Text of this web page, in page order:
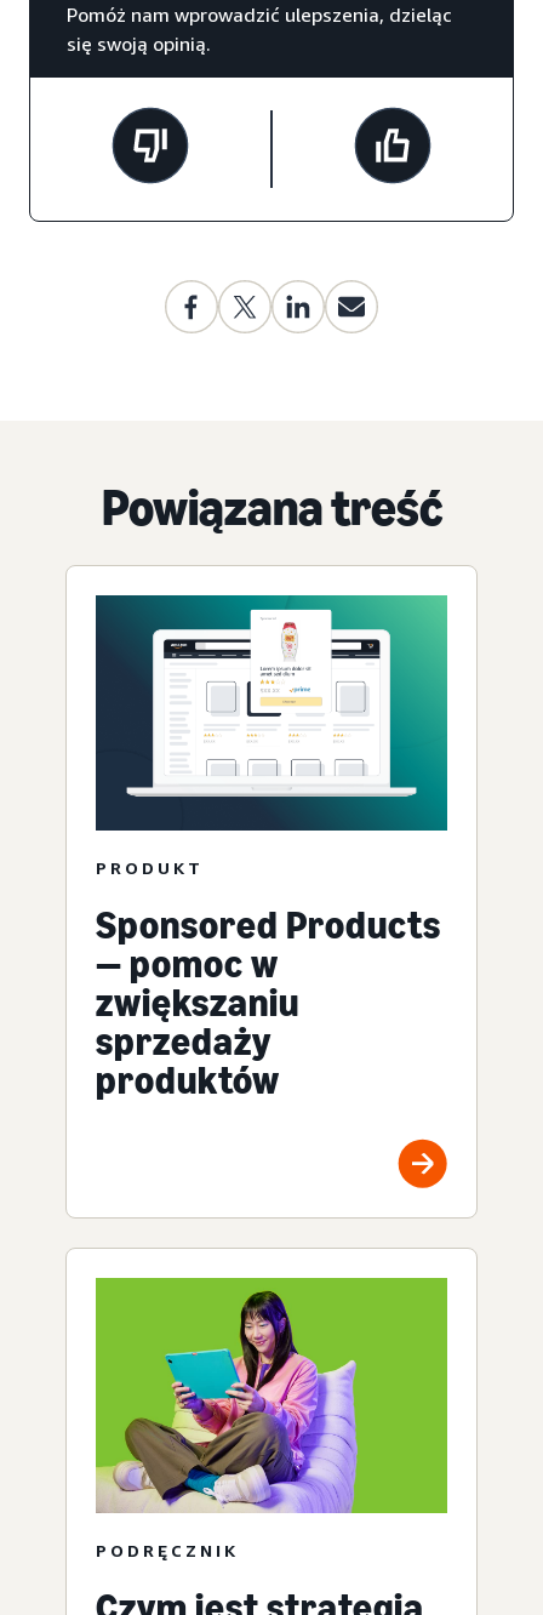
Pomóż nam wprowadzić ulepszenia, dzieląc
się swoją opinią.
Powiązana treść
PRODUKT
Sponsored Products
— pomoc w
zwiększaniu
sprzedaży
produktów
PODRĘCZNIK